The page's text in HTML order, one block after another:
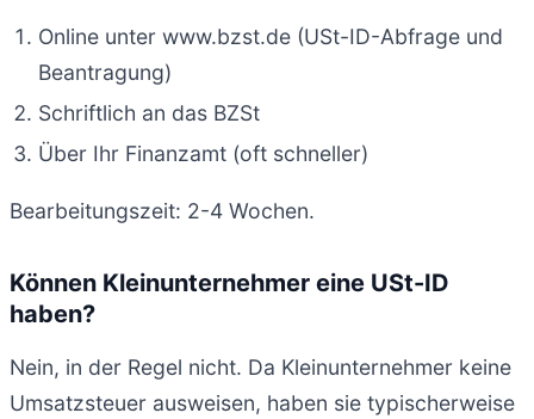
Online unter www.bzst.de (USt-ID-Abfrage und
Beantragung)
Schriftlich an das BZSt
Über Ihr Finanzamt (oft schneller)
Bearbeitungszeit: 2-4 Wochen.
Können Kleinunternehmer eine USt-ID
haben?
Nein, in der Regel nicht. Da Kleinunternehmer keine
Umsatzsteuer ausweisen, haben sie typischerweise